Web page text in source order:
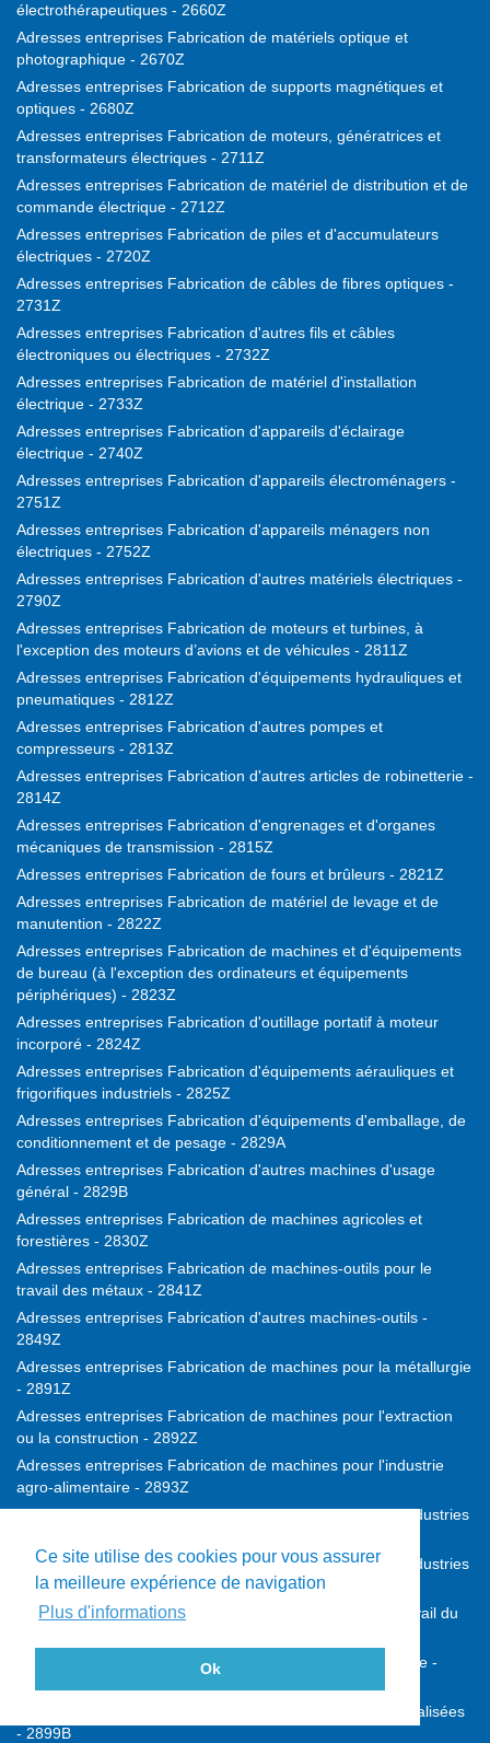
Ce site utilise des cookies pour vous assurer
la meilleure expérience de navigation
Plus d'informations
Ok
électrothérapeutiques - 2660Z
Adresses entreprises Fabrication de matériels optique et
photographique - 2670Z
Adresses entreprises Fabrication de supports magnétiques et
optiques - 2680Z
Adresses entreprises Fabrication de moteurs, génératrices et
transformateurs électriques - 2711Z
Adresses entreprises Fabrication de matériel de distribution et de
commande électrique - 2712Z
Adresses entreprises Fabrication de piles et d'accumulateurs
électriques - 2720Z
Adresses entreprises Fabrication de câbles de fibres optiques -
2731Z
Adresses entreprises Fabrication d'autres fils et câbles
électroniques ou électriques - 2732Z
Adresses entreprises Fabrication de matériel d'installation
électrique - 2733Z
Adresses entreprises Fabrication d'appareils d'éclairage
électrique - 2740Z
Adresses entreprises Fabrication d'appareils électroménagers -
2751Z
Adresses entreprises Fabrication d'appareils ménagers non
électriques - 2752Z
Adresses entreprises Fabrication d'autres matériels électriques -
2790Z
Adresses entreprises Fabrication de moteurs et turbines, à
l'exception des moteurs d’avions et de véhicules - 2811Z
Adresses entreprises Fabrication d'équipements hydrauliques et
pneumatiques - 2812Z
Adresses entreprises Fabrication d'autres pompes et
compresseurs - 2813Z
Adresses entreprises Fabrication d'autres articles de robinetterie -
2814Z
Adresses entreprises Fabrication d'engrenages et d'organes
mécaniques de transmission - 2815Z
Adresses entreprises Fabrication de fours et brûleurs - 2821Z
Adresses entreprises Fabrication de matériel de levage et de
manutention - 2822Z
Adresses entreprises Fabrication de machines et d'équipements
de bureau (à l'exception des ordinateurs et équipements
périphériques) - 2823Z
Adresses entreprises Fabrication d'outillage portatif à moteur
incorporé - 2824Z
Adresses entreprises Fabrication d'équipements aérauliques et
frigorifiques industriels - 2825Z
Adresses entreprises Fabrication d'équipements d'emballage, de
conditionnement et de pesage - 2829A
Adresses entreprises Fabrication d'autres machines d'usage
général - 2829B
Adresses entreprises Fabrication de machines agricoles et
forestières - 2830Z
Adresses entreprises Fabrication de machines-outils pour le
travail des métaux - 2841Z
Adresses entreprises Fabrication d'autres machines-outils -
2849Z
Adresses entreprises Fabrication de machines pour la métallurgie
- 2891Z
Adresses entreprises Fabrication de machines pour l'extraction
ou la construction - 2892Z
Adresses entreprises Fabrication de machines pour l'industrie
agro-alimentaire - 2893Z
Adresses entreprises Fabrication de machines pour les industries
Adresses entreprises Fabrication de machines pour les industries
du papier et du carton - 2895Z
Adresses entreprises Fabrication de machines pour le travail du
Adresses entreprises Fabrication de machines d'imprimerie -
Adresses entreprises Fabrication d'autres machines spécialisées
- 2899B